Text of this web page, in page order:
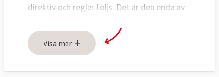
direktiv och regler följs. Det är den enda av
nya lagar och bestämmelser, och ser också
till att ändringar av befintliga genomförs.
Visa mer +